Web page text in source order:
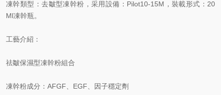
凍幹類型：去皺型凍幹粉，采用設備：Pilot10-15M，裝載形式：20
Ml凍幹瓶。
工藝介紹：
祛皺保濕型凍幹粉組合
凍幹粉成分：AFGF、EGF、因子穩定劑